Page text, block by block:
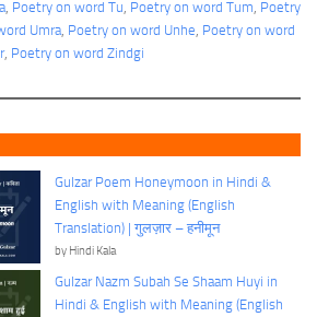
, Poetry on word Tu, Poetry on word Tum, Poetry
Umra, Poetry on word Unhe, Poetry on word
, Poetry on word Zindgi
Gulzar Poem Honeymoon in Hindi &
English with Meaning (English
Translation) | गुलज़ार – हनीमून
by Hindi Kala
Gulzar Nazm Subah Se Shaam Huyi in
Hindi & English with Meaning (English